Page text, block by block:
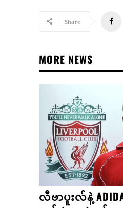
Share
MORE NEWS
လီဗာပူးလ်နဲ့